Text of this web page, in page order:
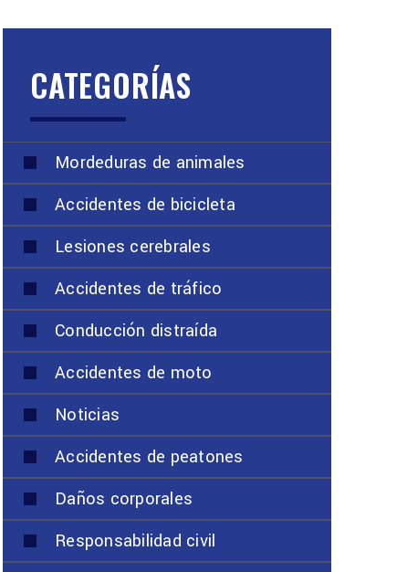
CATEGORÍAS
Mordeduras de animales
Accidentes de bicicleta
Lesiones cerebrales
Accidentes de tráfico
Conducción distraída
Accidentes de moto
Noticias
Accidentes de peatones
Daños corporales
Responsabilidad civil